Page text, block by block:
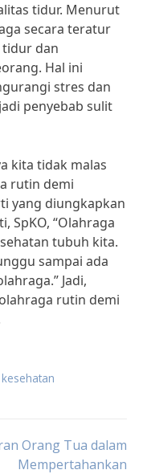
tidur. Menurut
secara teratur
dan
Hal ini
stres dan
penyebab sulit
kita tidak malas
rutin demi
yang diungkapkan
SpKO, “Olahraga
tubuh kita.
sampai ada
Jadi,
rutin demi
Orang Tua dalam
Mempertahankan